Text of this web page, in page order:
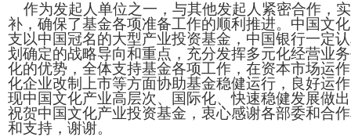
作为发起人单位之一，与其他发起人紧密合作，
补，确保了基金各项准备工作的顺利推进。中国文
支以中国冠名的大型产业投资基金，中国银行一定
划确定的战略导向和重点，充分发挥多元化经营业
化的优势，全体支持基金各项工作，在资本市场运
化企业改制上市等方面协助基金稳健运行，良好运
现中国文化产业高层次、国际化、快速稳健发展做
祝贺中国文化产业投资基金，衷心感谢各部委和合
和支持，谢谢。